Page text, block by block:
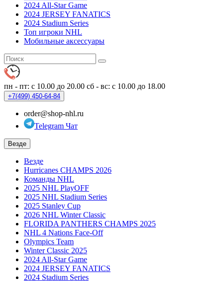
2024 All-Star Game
2024 JERSEY FANATICS
2024 Stadium Series
Топ игроки NHL
Мобильные аксессуары
пн - пт: с 10.00 до 20.00 сб - вс: с 10.00 до 18.00
+7(499) 450-64-84
order@shop-nhl.ru
Telegram Чат
Везде
Везде
Hurricanes CHAMPS 2026
Команды NHL
2025 NHL PlayOFF
2025 NHL Stadium Series
2025 Stanley Cup
2026 NHL Winter Classic
FLORIDA PANTHERS CHAMPS 2025
NHL 4 Nations Face-Off
Olympics Team
Winter Classic 2025
2024 All-Star Game
2024 JERSEY FANATICS
2024 Stadium Series